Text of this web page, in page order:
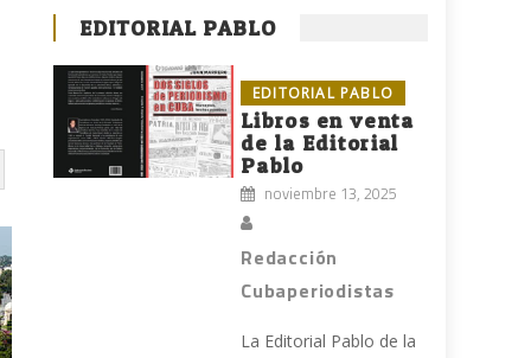
EDITORIAL PABLO
EDITORIAL PABLO
Libros en venta
de la Editorial
Pablo
noviembre 13, 2025
Redacción
Cubaperiodistas
La Editorial Pablo de la